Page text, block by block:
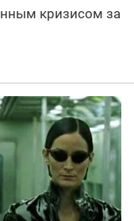
кризисом за